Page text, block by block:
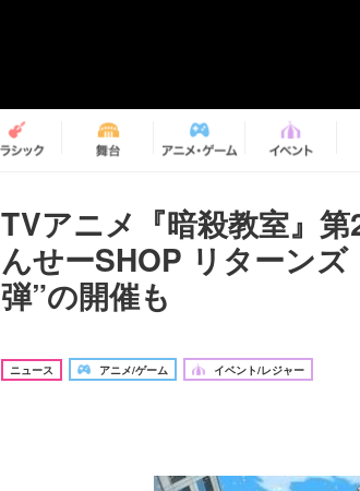
TVアニメ『暗殺教室』
んせーSHOP リターン
弾”の開催も
ニュース アニメ/ゲーム イベント/レジャー